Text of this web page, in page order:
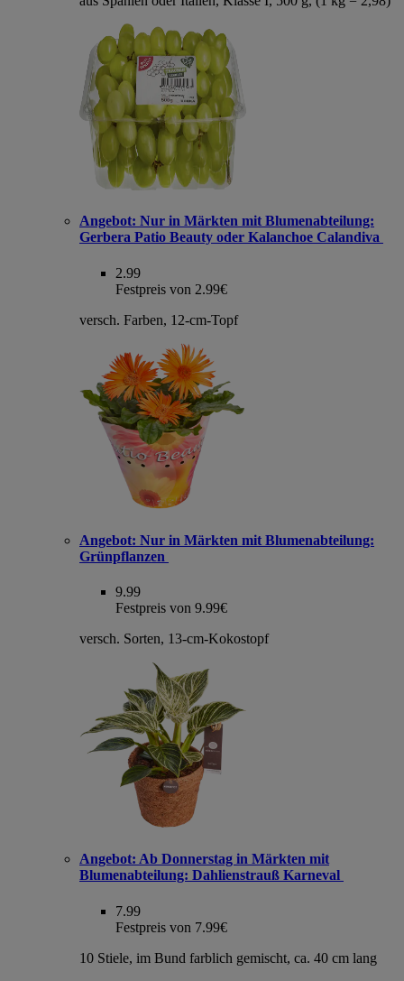
Angebot: Nur in Märkten mit Blumenabteilung:
Gerbera Patio Beauty oder Kalanchoe Calandiva
2.99
Festpreis von 2.99€
versch. Farben, 12-cm-Topf
Angebot: Nur in Märkten mit Blumenabteilung:
Grünpflanzen
9.99
Festpreis von 9.99€
versch. Sorten, 13-cm-Kokostopf
Angebot: Ab Donnerstag in Märkten mit
Blumenabteilung: Dahlienstrauß Karneval
7.99
Festpreis von 7.99€
10 Stiele, im Bund farblich gemischt, ca. 40 cm lang